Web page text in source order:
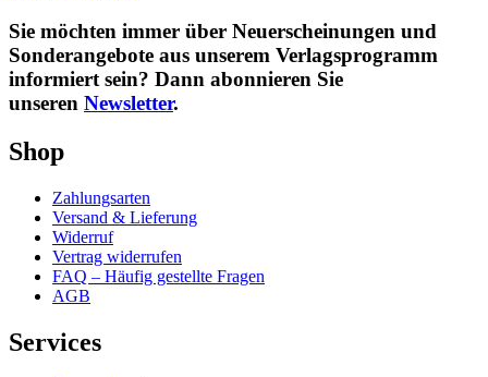
Sie möchten immer über Neuerscheinungen und
Sonderangebote aus unserem Verlagsprogramm
informiert sein? Dann abonnieren Sie
unseren Newsletter.
Shop
Zahlungsarten
Versand & Lieferung
Widerruf
Vertrag widerrufen
FAQ – Häufig gestellte Fragen
AGB
Services